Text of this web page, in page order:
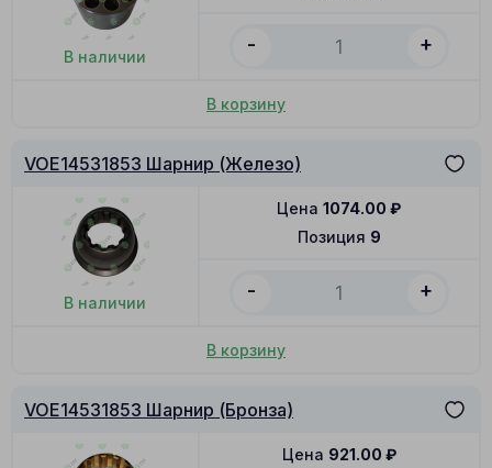
В наличии
- +
В корзину
VOE14531853 Шарнир (Железо)
В наличии
Позиция 9
Цена 1074.00 ₽
- +
В корзину
VOE14531853 Шарнир (Бронза)
Цена 921.00 ₽